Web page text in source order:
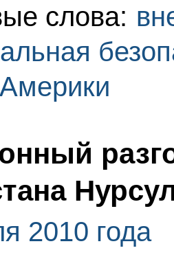
слова:
2010 года